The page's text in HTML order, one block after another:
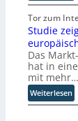
K
I
-
E
n
t
w
i
c
Tor zum
Studie
Das
hat in
mit mehr…
Weiterlesen:
S